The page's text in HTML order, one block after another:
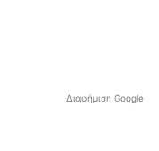
Διαφήμιση Google